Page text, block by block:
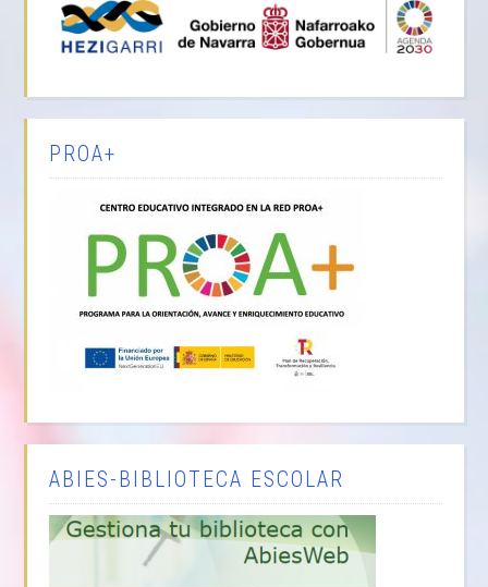
PROA+
ABIES-BIBLIOTECA ESCOLAR